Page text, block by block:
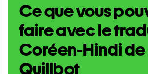
Ce que vous
faire avec le
Coréen-Hindi de
Quillbot